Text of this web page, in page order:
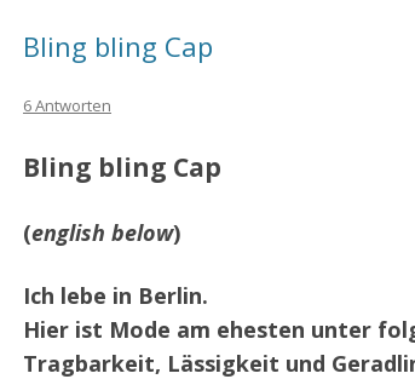
Bling bling Cap
6 Antworten
Bling bling Cap
(english below)
Ich lebe in Berlin.
Hier ist Mode am ehesten unter
Tragbarkeit, Lässigkeit und